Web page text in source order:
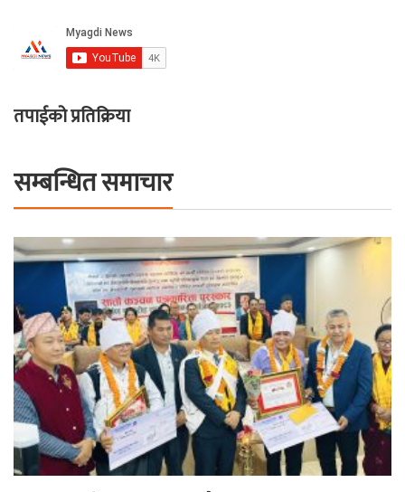
तपाईको प्रतिक्रिया
सम्बन्धित समाचार